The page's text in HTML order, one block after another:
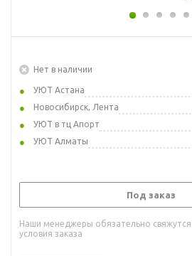
Нет в наличии
УЮТ Астана
Новосибирск, Лента
УЮТ в тц Апорт
УЮТ Алматы
Под заказ
Наши менеджеры обязательно свяжутся
условия заказа